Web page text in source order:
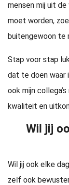
mensen mij uit
moet worden,
buitengewoon te
Stap voor stap
dat te doen
ook mijn
kwaliteit en
Wil jij
Wil jij ook elke
zelf ook